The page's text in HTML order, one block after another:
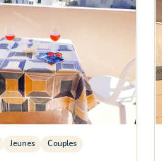
Jeunes Couples